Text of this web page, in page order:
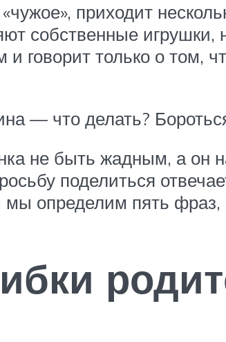
приходит
собственные игрушки,
говорит только о том,
— что делать?
не быть жадным, а он
поделиться
определим пять